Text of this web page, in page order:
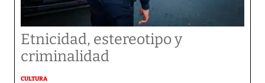
Etnicidad, estereotipo y
criminalidad
CULTURA